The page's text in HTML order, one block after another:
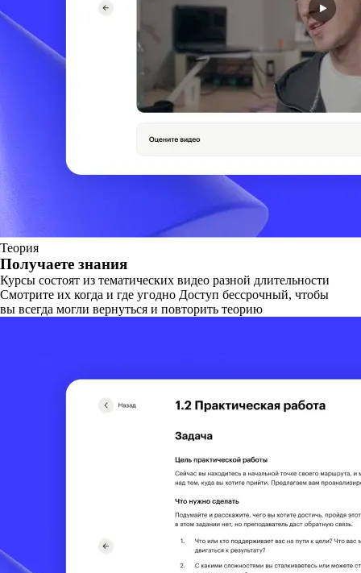
Теория
Получаете знания
Курсы состоят из тематических видео разной длительности
Смотрите их когда и где угодно Доступ бессрочный, чтобы
вы всегда могли вернуться и повторить теорию